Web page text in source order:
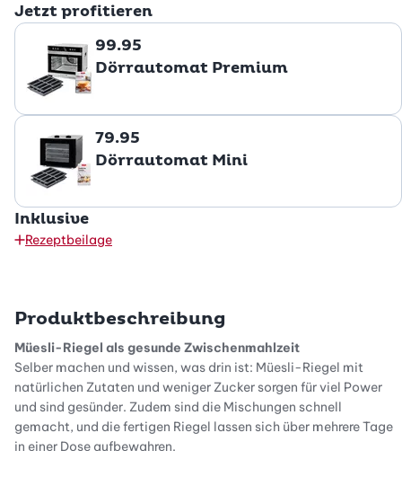
Jetzt profitieren
99.95
Dörrautomat Premium
79.95
Dörrautomat Mini
Inklusive
Rezeptbeilage
Produktbeschreibung
Müesli-Riegel als gesunde Zwischenmahlzeit
Selber machen und wissen, was drin ist: Müesli-Riegel mit
natürlichen Zutaten und weniger Zucker sorgen für viel Power
und sind gesünder. Zudem sind die Mischungen schnell
gemacht, und die fertigen Riegel lassen sich über mehrere Tage
in einer Dose aufbewahren.